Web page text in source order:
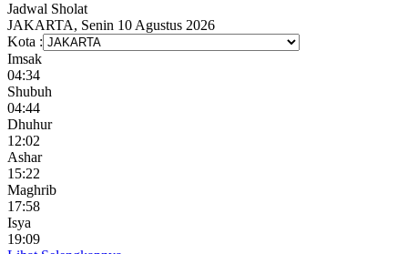
Jadwal Sholat
JAKARTA, Senin 10 Agustus 2026
Kota :
Imsak
04:34
Shubuh
04:44
Dhuhur
12:02
Ashar
15:22
Maghrib
17:58
Isya
19:09